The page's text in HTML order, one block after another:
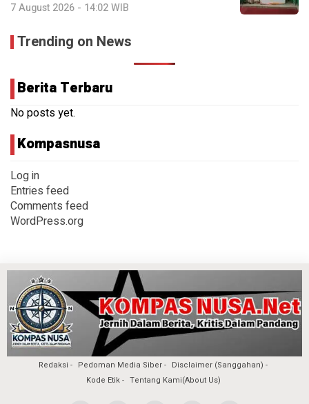
7 August 2026 - 14:02 WIB
Trending on News
Berita Terbaru
No posts yet.
Kompasnusa
Log in
Entries feed
Comments feed
WordPress.org
Redaksi Pedoman Media Siber
Disclaimer (Sanggahan)
Kode Etik
Tentang Kami(About Us)